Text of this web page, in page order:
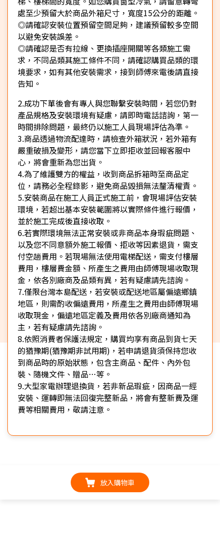
處至少預留大於商品外箱尺寸，寬度15公分的距離。
◎請確認安裝位置預留空間足夠，建議預留較多空間
以避免安裝誤差。
◎請確認是否有拉線、更換插座開關等各類施工需
求，不同品類其施工條件不同，請確認購買品類的環
境要求，如有其他安裝需求，接到師傅來電後請直接
告知。
2.成功下單後會有專人與您聯繫安裝時間，若您仍對
產品規格及安裝環境有疑慮，請即時電話諮詢，第一
時間排除問題，最終仍以施工人員現場評估為準。
3.商品透過物流配達時，請檢查外箱狀況，若外箱有
嚴重破損及變形，請您當下立即拒收並回報客服中
心，將會重新為您出貨。
4.為了維護雙方的權益，收到商品拆箱時至商品定
位，請務必全程錄影，避免商品毀損無法釐清權責。
5.安裝商品在施工人員正式施工前，會現場評估安裝
環境，若超出基本安裝範圍將以實際條件進行報價，
並於施工完成後直接收取。
6.若實際環境無法正常安裝或非商品本身瑕疵問題、
以及您不同意額外施工報價、拒收等因素退貨，需支
付空趟費用。若現場無法使用電梯配送，需支付樓層
費用，樓層費金額、所產生之費用由師傅現場收取現
金，依各別廠商及品類有異，若有疑慮請先諮詢。
7.僅限台灣本島配送，若安裝或配送地區屬偏遠鄉鎮
地區，則需酌收偏遠費用，所產生之費用由師傅現場
收取現金，偏遠地區定義及費用依各別廠商通知為
主，若有疑慮請先諮詢。
8.依照消費者保護法規定，購買均享有商品到貨七天
的猶豫期(猶豫期非試用期)，若申請退貨須保持您收
到商品時的原始狀態，包含主商品、配件、內外包
裝、隨機文件、贈品…等。
9.大型家電辦理退換貨，若非新品瑕疵，因商品一經
安裝、運轉即無法回復完整新品，將會有整新費及運
費等相關費用，敬請注意。
放入購物車